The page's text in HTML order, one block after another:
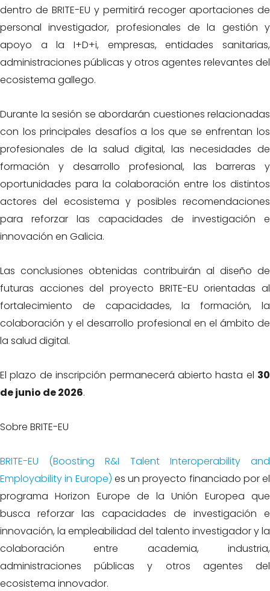
dentro de BRITE-EU y permitirá recoger aportaciones de
personal investigador, profesionales de la gestión y
apoyo a la I+D+i, empresas, entidades sanitarias,
administraciones públicas y otros agentes relevantes del
ecosistema gallego.
Durante la sesión se abordarán cuestiones relacionadas
con los principales desafíos a los que se enfrentan los
profesionales de la salud digital, las necesidades de
formación y desarrollo profesional, las barreras y
oportunidades para la colaboración entre los distintos
actores del ecosistema y posibles recomendaciones
para reforzar las capacidades de investigación e
innovación en Galicia.
Las conclusiones obtenidas contribuirán al diseño de
futuras acciones del proyecto BRITE-EU orientadas al
fortalecimiento de capacidades, la formación, la
colaboración y el desarrollo profesional en el ámbito de
la salud digital.
El plazo de inscripción permanecerá abierto hasta el 30
de junio de 2026.
Sobre BRITE-EU
BRITE-EU (Boosting R&I Talent Interoperability and
Employability in Europe) es un proyecto financiado por el
programa Horizon Europe de la Unión Europea que
busca reforzar las capacidades de investigación e
innovación, la empleabilidad del talento investigador y la
colaboración entre academia, industria,
administraciones públicas y otros agentes del
ecosistema innovador.